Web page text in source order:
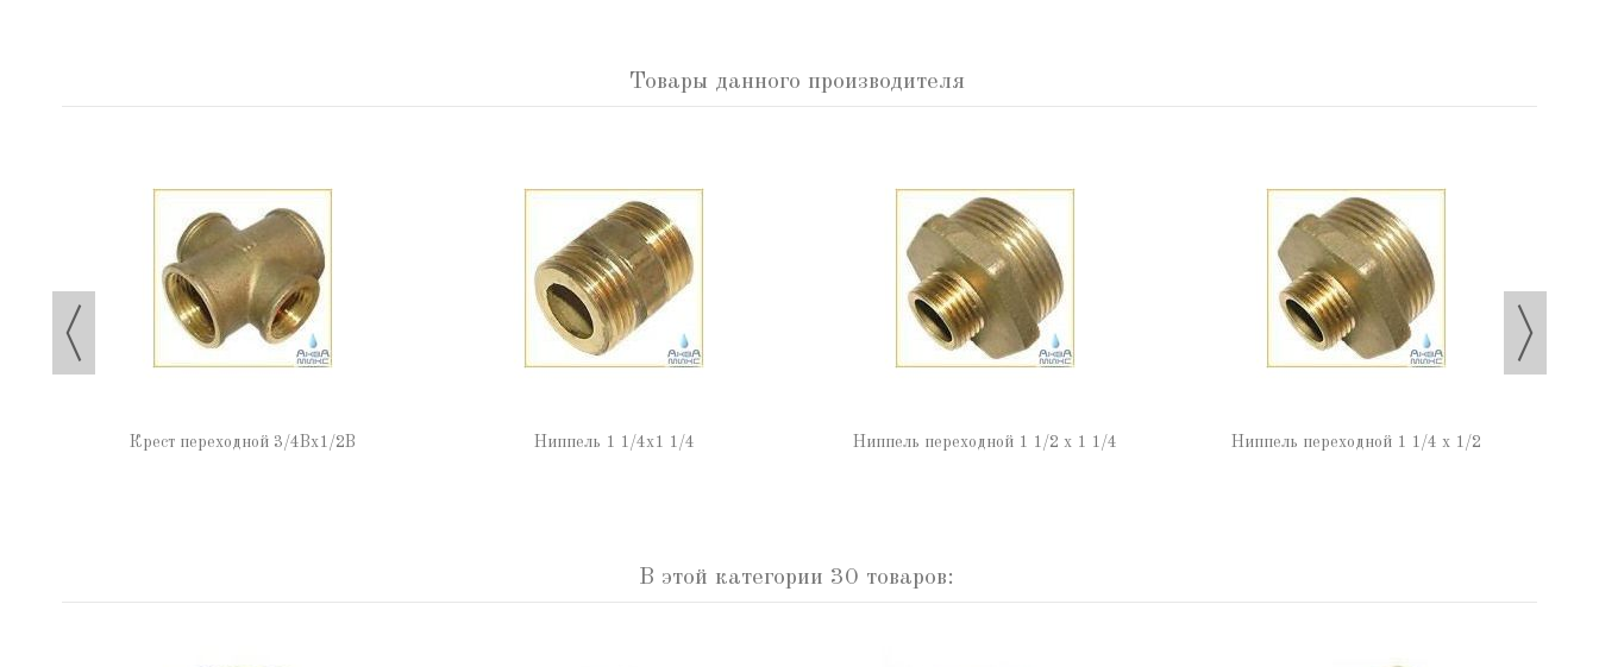
Товары данного производителя
Крест переходной 3/4Вх1/2В Ниппель 1 1/4х1 1/4 Ниппель переходной 1 1/2 х 1 1/4 Ниппель переходной 1 1/4 х 1/2
В этой категории 30 товаров: